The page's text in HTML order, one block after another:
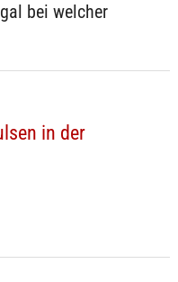
bei welcher
in der